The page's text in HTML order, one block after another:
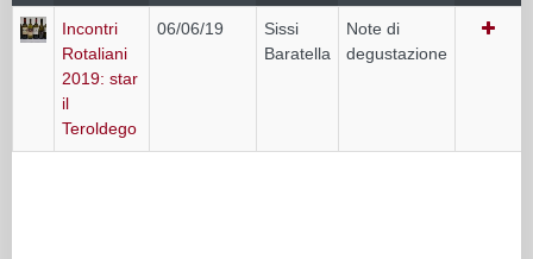
Incontri
Rotaliani
2019: star
il
Teroldego
06/06/19
Sissi
Baratella
Note di
degustazione